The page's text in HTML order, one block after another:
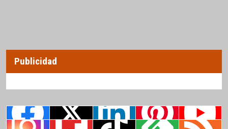
Publicidad